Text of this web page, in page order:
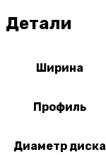
Детали
Ширина
Профиль
Диаметр диска